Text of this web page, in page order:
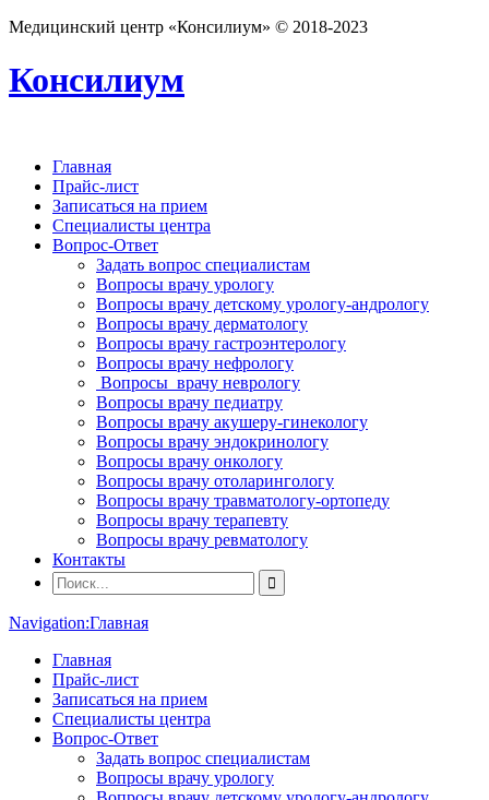
Медицинский центр «Консилиум» © 2018-2023
Консилиум
Главная
Прайс-лист
Записаться на прием
Специалисты центра
Вопрос-Ответ
Задать вопрос специалистам
Вопросы врачу урологу
Вопросы врачу детскому урологу-андрологу
Вопросы врачу дерматологу
Вопросы врачу гастроэнтерологу
Вопросы врачу нефрологу
Вопросы врачу неврологу
Вопросы врачу педиатру
Вопросы врачу акушеру-гинекологу
Вопросы врачу эндокринологу
Вопросы врачу онкологу
Вопросы врачу отоларингологу
Вопросы врачу травматологу-ортопеду
Вопросы врачу терапевту
Вопросы врачу ревматологу
Контакты
Navigation:Главная
Главная
Прайс-лист
Записаться на прием
Специалисты центра
Вопрос-Ответ
Задать вопрос специалистам
Вопросы врачу урологу